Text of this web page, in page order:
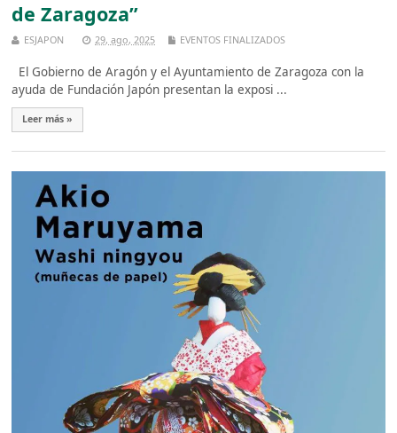
de Zaragoza”
ESJAPON 29, ago, 2025 EVENTOS FINALIZADOS
El Gobierno de Aragón y el Ayuntamiento de Zaragoza con la
ayuda de Fundación Japón presentan la exposi ...
Leer más »